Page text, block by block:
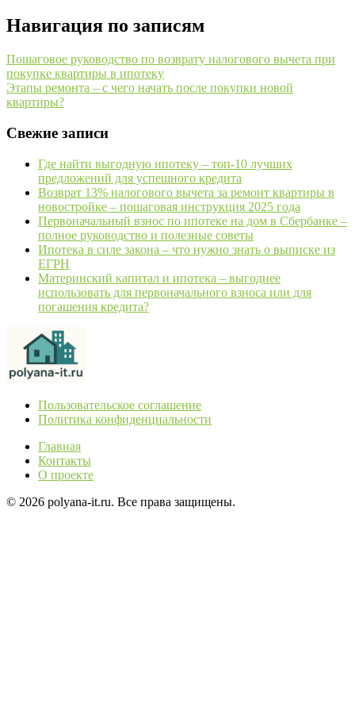
Навигация по записям
Пошаговое руководство по возврату налогового вычета при
покупке квартиры в ипотеку
Этапы ремонта – с чего начать после покупки новой
квартиры?
Свежие записи
Где найти выгодную ипотеку – топ-10 лучших
предложений для успешного кредита
Возврат 13% налогового вычета за ремонт квартиры в
новостройке – пошаговая инструкция 2025 года
Первоначальный взнос по ипотеке на дом в Сбербанке –
полное руководство и полезные советы
Ипотека в силе закона – что нужно знать о выписке из
ЕГРН
Материнский капитал и ипотека – выгоднее
использовать для первоначального взноса или для
погашения кредита?
Пользовательское соглашение
Политика конфиденциальности
Главная
Контакты
О проекте
© 2026 polyana-it.ru. Все права защищены.